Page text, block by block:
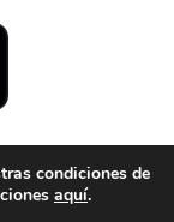
Cookies
condiciones de
aquí.